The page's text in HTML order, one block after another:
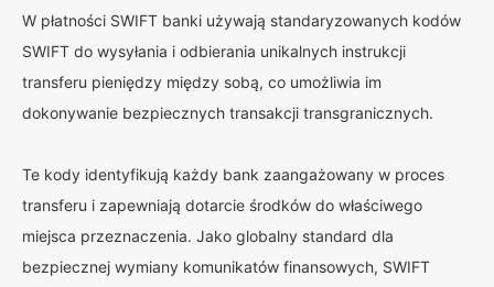
W płatności SWIFT banki używają standaryzowanych kodów
SWIFT do wysyłania i odbierania unikalnych instrukcji
transferu pieniędzy między sobą, co umożliwia im
dokonywanie bezpiecznych transakcji transgranicznych.
Te kody identyfikują każdy bank zaangażowany w proces
transferu i zapewniają dotarcie środków do właściwego
miejsca przeznaczenia. Jako globalny standard dla
bezpiecznej wymiany komunikatów finansowych, SWIFT